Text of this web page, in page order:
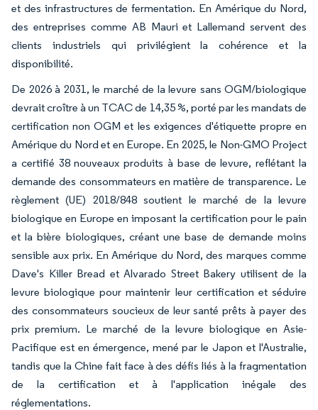
et des infrastructures de fermentation. En Amérique du Nord,
des entreprises comme AB Mauri et Lallemand servent des
clients industriels qui privilégient la cohérence et la
disponibilité.
De 2026 à 2031, le marché de la levure sans OGM/biologique
devrait croître à un TCAC de 14,35 %, porté par les mandats de
certification non OGM et les exigences d'étiquette propre en
Amérique du Nord et en Europe. En 2025, le Non-GMO Project
a certifié 38 nouveaux produits à base de levure, reflétant la
demande des consommateurs en matière de transparence. Le
règlement (UE) 2018/848 soutient le marché de la levure
biologique en Europe en imposant la certification pour le pain
et la bière biologiques, créant une base de demande moins
sensible aux prix. En Amérique du Nord, des marques comme
Dave's Killer Bread et Alvarado Street Bakery utilisent de la
levure biologique pour maintenir leur certification et séduire
des consommateurs soucieux de leur santé prêts à payer des
prix premium. Le marché de la levure biologique en Asie-
Pacifique est en émergence, mené par le Japon et l'Australie,
tandis que la Chine fait face à des défis liés à la fragmentation
de la certification et à l'application inégale des
réglementations.